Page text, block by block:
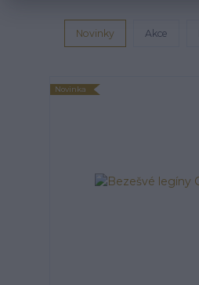
Novinky Akce
Novinka